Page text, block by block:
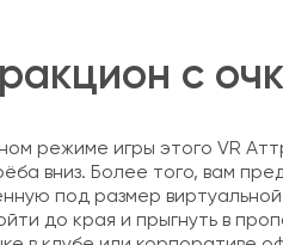
с
режиме игры этого VR
вниз. Более того, вам
под размер
до края и прыгнуть в